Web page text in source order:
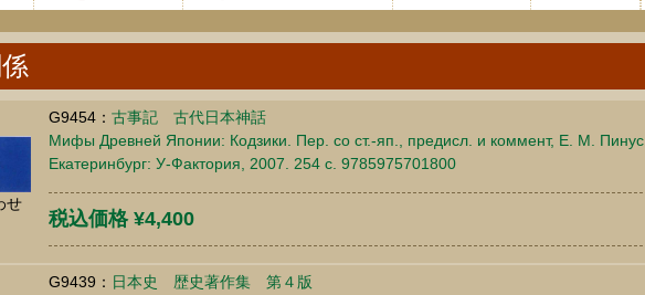
せ
G9454： 古事記 古代日本神話
Мифы Древней Японии: Кодзики. Пер. со ст.-яп., предисл. и коммент, Е. М. Пинус.
Екатеринбург: У-Фактория, 2007. 254 c. 9785975701800
税込価格 ¥4,400
G9439： 日本史 歴史著作集 第４版